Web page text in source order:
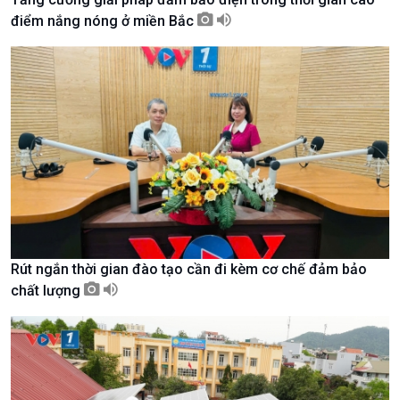
Kinh tế
Tin Kinh tế
Trước giờ mở cửa
Dòng chảy Kinh tế
Sức sống hàng Việt
Khởi nghiệp
Tuyên chiến với gian lận
thương mại
Nông nghiệp & Biển đảo
Tin Nông nghiệp & Biển
đảo
Biển đảo Việt Nam
Tâm tình biên giới và hải
đảo
Tìm hiểu biển, đảo Việt
điểm nắng nóng ở miền Bắc
Rút ngắn thời gian đào tạo cần đi kèm cơ chế đảm bảo
chất lượng